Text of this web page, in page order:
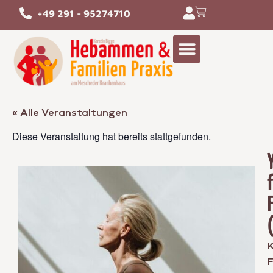
+49 291 - 95274710
« Alle Veranstaltungen
Diese Veranstaltung hat bereits stattgefunden.
F